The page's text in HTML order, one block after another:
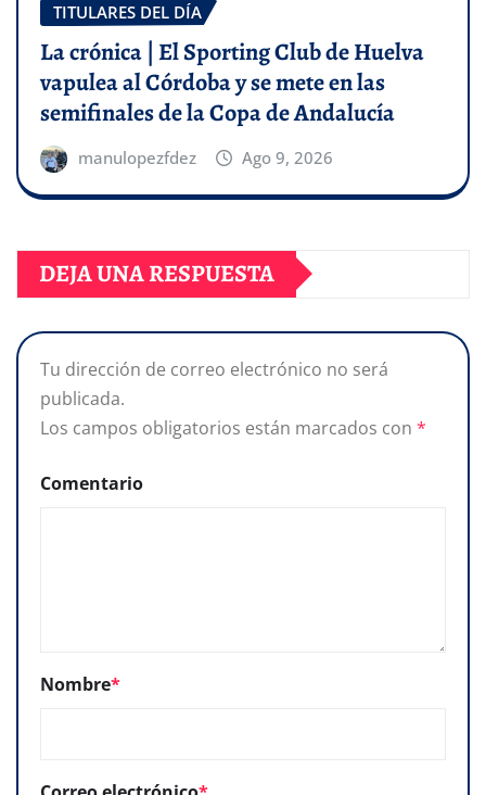
TITULARES DEL DÍA
La crónica | El Sporting Club de Huelva
vapulea al Córdoba y se mete en las
semifinales de la Copa de Andalucía
manulopezfdez Ago 9, 2026
DEJA UNA RESPUESTA
Tu dirección de correo electrónico no será
publicada.
Los campos obligatorios están marcados con *
Comentario
Nombre*